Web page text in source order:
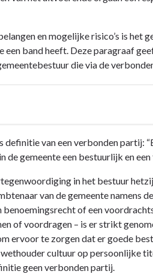
en mogelijke risico’s is het
band heeft. Deze paragraaf
die via de
van een verbonden partij:
gemeente een bestuurlijk en een
in het bestuur
van de gemeente namens
of een
of voordragen – is er strikt
ervoor te zorgen dat er goede
cultuur op persoonlijke
geen verbonden partij.